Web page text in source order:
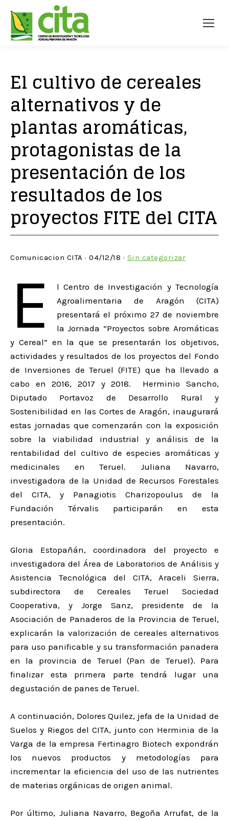
El cultivo de cereales
alternativos y de
plantas aromáticas,
protagonistas de la
presentación de los
resultados de los
proyectos FITE del CITA
Comunicacion CITA · 04/12/18 · Sin categorizar
E
l Centro de Investigación y Tecnología
Agroalimentaria de Aragón (CITA)
presentará el próximo 27 de noviembre
la Jornada “Proyectos sobre Aromáticas
y Cereal” en la que se presentarán los objetivos,
actividades y resultados de los proyectos del Fondo
de Inversiones de Teruel (FITE) que ha llevado a
cabo en 2016, 2017 y 2018. Herminio Sancho,
Diputado Portavoz de Desarrollo Rural y
Sostenibilidad en las Cortes de Aragón, inaugurará
estas jornadas que comenzarán con la exposición
sobre la viabilidad industrial y análisis de la
rentabilidad del cultivo de especies aromáticas y
medicinales en Teruel. Juliana Navarro,
investigadora de la Unidad de Recursos Forestales
del CITA, y Panagiotis Charizopoulus de la
Fundación Térvalis participarán en esta
presentación.
Gloria Estopañán, coordinadora del proyecto e
investigadora del Área de Laboratorios de Análisis y
Asistencia Tecnológica del CITA, Araceli Sierra,
subdirectora de Cereales Teruel Sociedad
Cooperativa, y Jorge Sanz, presidente de la
Asociación de Panaderos de la Provincia de Teruel,
explicarán la valorización de cereales alternativos
para uso panificable y su transformación panadera
en la provincia de Teruel (Pan de Teruel). Para
finalizar esta primera parte tendrá lugar una
degustación de panes de Teruel.
A continuación, Dolores Quilez, jefa de la Unidad de
Suelos y Riegos del CITA, junto con Herminia de la
Varga de la empresa Fertinagro Biotech expondrán
los nuevos productos y metodologías para
incrementar la eficiencia del uso de las nutrientes
de materias orgánicas de origen animal.
Por último, Juliana Navarro, Begoña Arrufat, de la